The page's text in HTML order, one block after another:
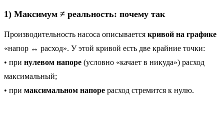
1) Максимум ≠ реальность: почему так
Производительность насоса описывается кривой на графике
«напор ↔ расход». У этой кривой есть две крайние точки:
• при нулевом напоре (условно «качает в никуда») расход
максимальный;
• при максимальном напоре расход стремится к нулю.